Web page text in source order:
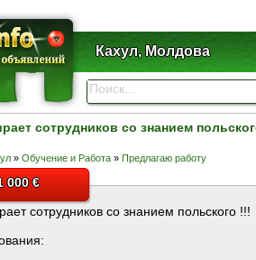
Кахул, Молдова
сотрудников со знанием
» Обучение и Работа » Предлагаю работу
000 €
сотрудников со знанием польского !!!